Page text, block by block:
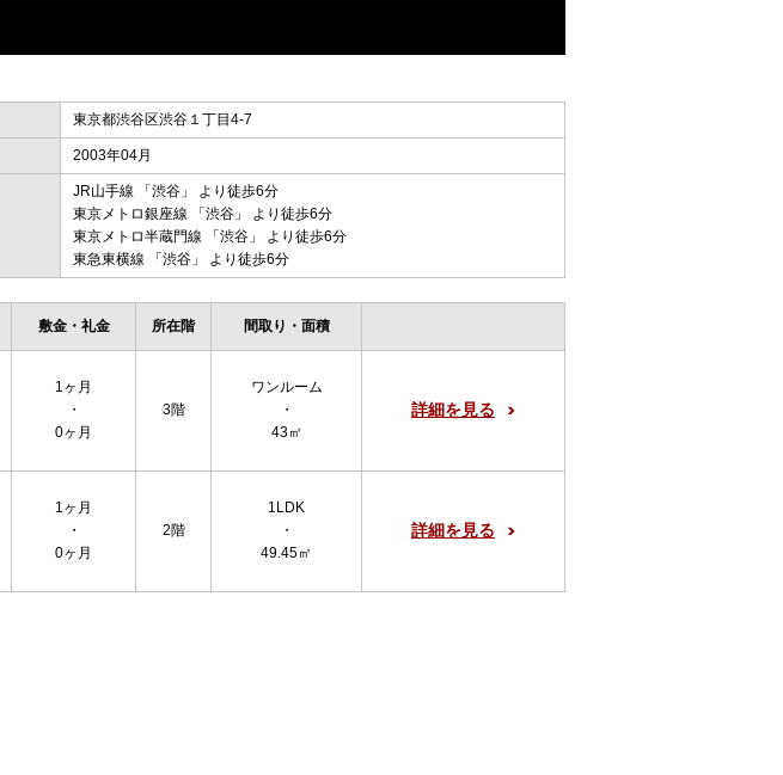
東京都渋谷区渋谷１丁目4-7
2003年04月
JR山手線 「 渋谷 」 より徒歩6分
東京メトロ銀座線 「 渋谷 」 より徒歩6分
東京メトロ半蔵門線 「 渋谷 」 より徒歩6分
東急東横線 「 渋谷 」 より徒歩6分
敷金・礼金 所在階 間取り・面積
1ヶ月
・
0ヶ月
3階
ワンルーム
・
43㎡
詳細を見る
1ヶ月
・
0ヶ月
2階
1LDK
・
49.45㎡
詳細を見る